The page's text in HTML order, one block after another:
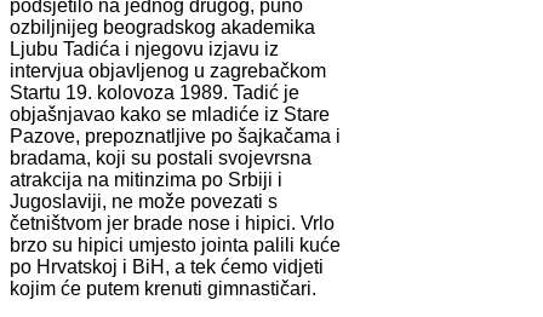
podsjetilo na jednog drugog, puno
ozbiljnijeg beogradskog akademika
Ljubu Tadića i njegovu izjavu iz
intervjua objavljenog u zagrebačkom
Startu 19. kolovoza 1989. Tadić je
objašnjavao kako se mladiće iz Stare
Pazove, prepoznatljive po šajkačama i
bradama, koji su postali svojevrsna
atrakcija na mitinzima po Srbiji i
Jugoslaviji, ne može povezati s
četništvom jer brade nose i hipici. Vrlo
brzo su hipici umjesto jointa palili kuće
po Hrvatskoj i BiH, a tek ćemo vidjeti
kojim će putem krenuti gimnastičari.